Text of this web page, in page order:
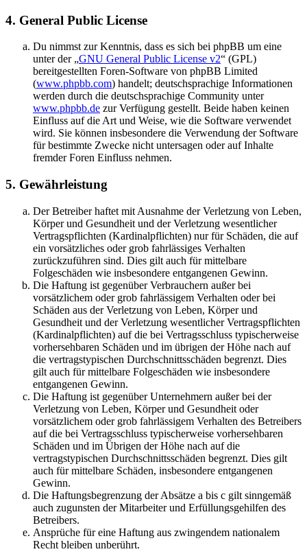
4. General Public License
Du nimmst zur Kenntnis, dass es sich bei phpBB um eine
unter der „GNU General Public License v2“ (GPL)
bereitgestellten Foren-Software von phpBB Limited
(www.phpbb.com) handelt; deutschsprachige Informationen
werden durch die deutschsprachige Community unter
www.phpbb.de zur Verfügung gestellt. Beide haben keinen
Einfluss auf die Art und Weise, wie die Software verwendet
wird. Sie können insbesondere die Verwendung der Software
für bestimmte Zwecke nicht untersagen oder auf Inhalte
fremder Foren Einfluss nehmen.
5. Gewährleistung
Der Betreiber haftet mit Ausnahme der Verletzung von Leben,
Körper und Gesundheit und der Verletzung wesentlicher
Vertragspflichten (Kardinalpflichten) nur für Schäden, die auf
ein vorsätzliches oder grob fahrlässiges Verhalten
zurückzuführen sind. Dies gilt auch für mittelbare
Folgeschäden wie insbesondere entgangenen Gewinn.
Die Haftung ist gegenüber Verbrauchern außer bei
vorsätzlichem oder grob fahrlässigem Verhalten oder bei
Schäden aus der Verletzung von Leben, Körper und
Gesundheit und der Verletzung wesentlicher Vertragspflichten
(Kardinalpflichten) auf die bei Vertragsschluss typischerweise
vorhersehbaren Schäden und im übrigen der Höhe nach auf
die vertragstypischen Durchschnittsschäden begrenzt. Dies
gilt auch für mittelbare Folgeschäden wie insbesondere
entgangenen Gewinn.
Die Haftung ist gegenüber Unternehmern außer bei der
Verletzung von Leben, Körper und Gesundheit oder
vorsätzlichem oder grob fahrlässigem Verhalten des Betreibers
auf die bei Vertragsschluss typischerweise vorhersehbaren
Schäden und im Übrigen der Höhe nach auf die
vertragstypischen Durchschnittsschäden begrenzt. Dies gilt
auch für mittelbare Schäden, insbesondere entgangenen
Gewinn.
Die Haftungsbegrenzung der Absätze a bis c gilt sinngemäß
auch zugunsten der Mitarbeiter und Erfüllungsgehilfen des
Betreibers.
Ansprüche für eine Haftung aus zwingendem nationalem
Recht bleiben unberührt.